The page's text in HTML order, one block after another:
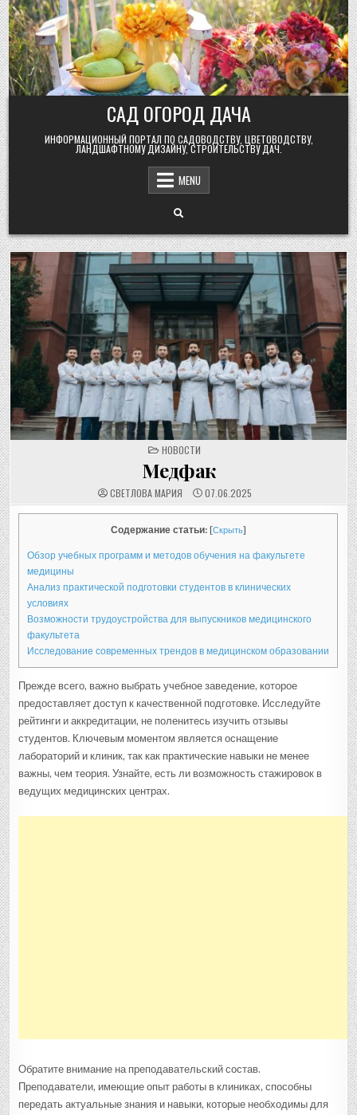
Skip
to
content
САД ОГОРОД ДАЧА
ИНФОРМАЦИОННЫЙ ПОРТАЛ ПО САДОВОДСТВУ, ЦВЕТОВОДСТВУ,
ЛАНДШАФТНОМУ ДИЗАЙНУ, СТРОИТЕЛЬСТВУ ДАЧ.
MENU
POSTED
IN
НОВОСТИ
Медфак
СВЕТЛОВА МАРИЯ 07.06.2025
Содержание статьи: [Скрыть]
Обзор учебных программ и методов обучения на факультете
медицины
Анализ практической подготовки студентов в клинических
условиях
Возможности трудоустройства для выпускников медицинского
факультета
Исследование современных трендов в медицинском образовании
Прежде всего, важно выбрать учебное заведение, которое
предоставляет доступ к качественной подготовке. Исследуйте
рейтинги и аккредитации, не поленитесь изучить отзывы
студентов. Ключевым моментом является оснащение
лабораторий и клиник, так как практические навыки не менее
важны, чем теория. Узнайте, есть ли возможность стажировок в
ведущих медицинских центрах.
Обратите внимание на преподавательский состав.
Преподаватели, имеющие опыт работы в клиниках, способны
передать актуальные знания и навыки, которые необходимы для